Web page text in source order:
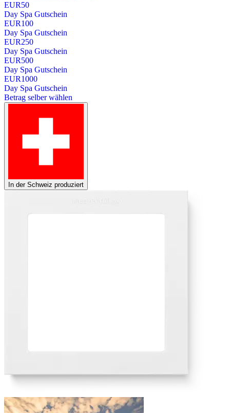
EUR50
Day Spa Gutschein
EUR100
Day Spa Gutschein
EUR250
Day Spa Gutschein
EUR500
Day Spa Gutschein
EUR1000
Day Spa Gutschein
Betrag selber wählen
In der Schweiz produziert